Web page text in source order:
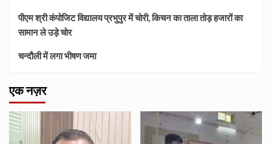
पीएम श्री कंपोजिट विद्यालय प्रभुपुर में चोरी, किचन का ताला तोड़ हजारों का
सामान ले उड़े चोर
चन्दौली में लगा भीषण जमा
एक नज़र